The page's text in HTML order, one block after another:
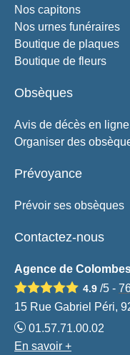
Nos capitons
Nos urnes funéraires
Boutique de plaques
Boutique de fleurs
Obsèques
Avis de décès en ligne
Organiser des
Prévoyance
Prévoir ses obsèques
Contactez-nous
Agence de
4.9 /5 -
15 Rue Gabriel Péri,
01.57.71.00.02
En savoir +